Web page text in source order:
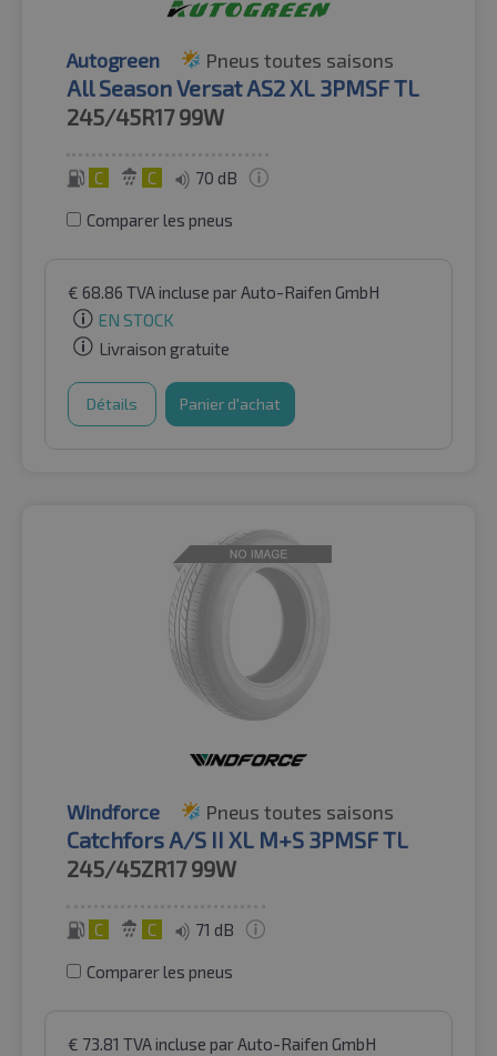
Autogreen Pneus toutes saisons
All Season Versat AS2 XL 3PMSF TL
245/45R17 99W
C C 70 dB
Comparer les pneus
€ 68.86 TVA incluse par Auto-Raifen GmbH
EN STOCK
Livraison gratuite
Détails Panier d'achat
Windforce Pneus toutes saisons
Catchfors A/S II XL M+S 3PMSF TL
245/45ZR17 99W
C C 71 dB
Comparer les pneus
€ 73.81 TVA incluse par Auto-Raifen GmbH